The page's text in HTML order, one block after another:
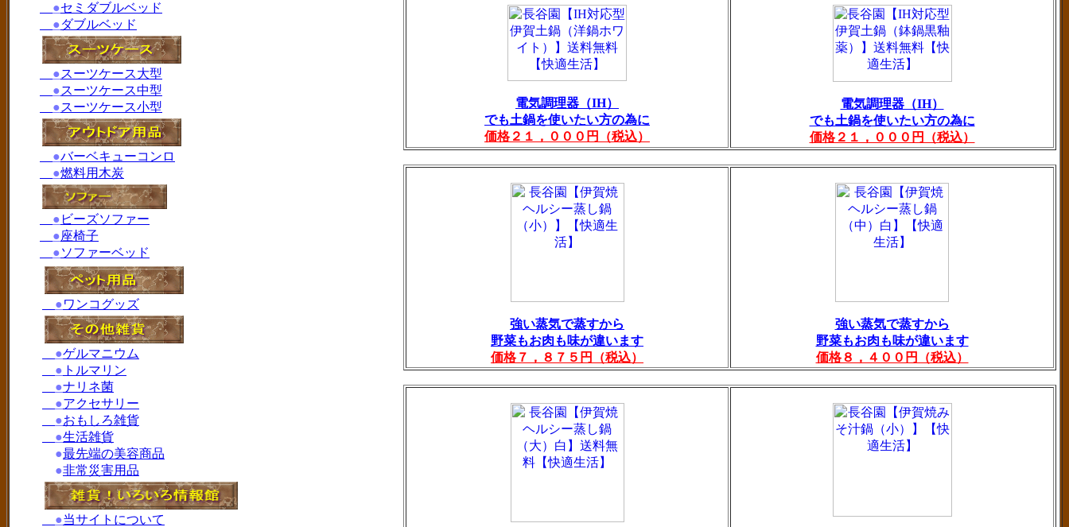
電気調理器（IH）
でも土鍋を使いたい方の為に
価格２１，０００円（税込）
電気調理器（IH）
でも土鍋を使いたい方の為に
価格２１，０００円（税込）
強い蒸気で蒸すから
野菜もお肉も味が違います
価格７，８７５円（税込）
強い蒸気で蒸すから
野菜もお肉も味が違います
価格８，４００円（税込）
●セミダブルベッド
●ダブルベッド
●スーツケース大型
●スーツケース中型
●スーツケース小型
●バーベキューコンロ
●燃料用木炭
● ビーズソファー
●座椅子
●ソファーベッド
●ワンコグッズ
●ゲルマニウム
● トルマリン
●ナリネ菌
●アクセサリー
●おもしろ雑貨
●生活雑貨
●最先端の美容商品
●非常災害用品
●当サイトについて